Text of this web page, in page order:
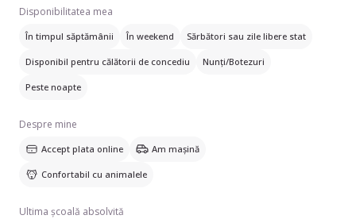
• 🏡 Găzduire temporară (dacă este cazul)
• 💊 Administrare medicamente (la cerere)
De ce să mă alegi:
• Răbdare, atenție și multă afecțiune
• Program flexibil
• Comunicare constantă cu stăpânii
familiei. ❤️
Disponibilitatea mea
În timpul săptămânii În weekend Sărbători sau zile libere stat
Disponibil pentru călătorii de concediu Nunți/Botezuri
Peste noapte
Despre mine
Accept plata online Am mașină
Confortabil cu animalele
Ultima școală absolvită